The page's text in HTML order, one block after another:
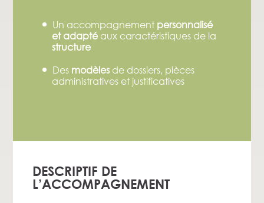
Un accompagnement personnalisé
et adapté aux caractéristiques de la
structure
Des modèles de dossiers, pièces
administratives et justificatives
DESCRIPTIF DE
L’ACCOMPAGNEMENT